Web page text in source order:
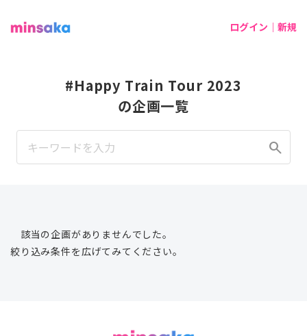
ログイン｜新規
#Happy Train Tour 2023
の企画一覧
search
該当の企画がありませんでした。
絞り込み条件を広げてみてください。